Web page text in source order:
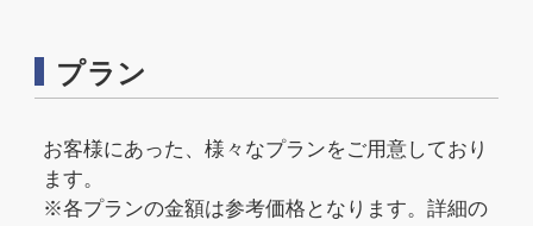
プラン
お客様にあった、様々なプランをご用意しており
ます。
※各プランの金額は参考価格となります。詳細の